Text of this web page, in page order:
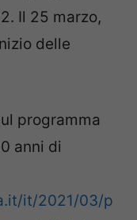
Il 25 marzo,
delle
programma
anni di
it/2021/03/p